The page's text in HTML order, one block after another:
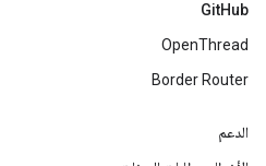
GitHub
OpenThread
Border Router
الدعم